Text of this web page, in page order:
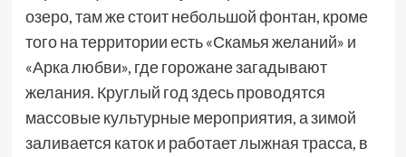
озеро, там же стоит небольшой фонтан, кроме
того на территории есть «Скамья желаний» и
«Арка любви», где горожане загадывают
желания. Круглый год здесь проводятся
массовые культурные мероприятия, а зимой
заливается каток и работает лыжная трасса, в